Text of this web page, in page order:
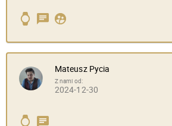
Mateusz Pycia
Z nami od:
2024-12-30